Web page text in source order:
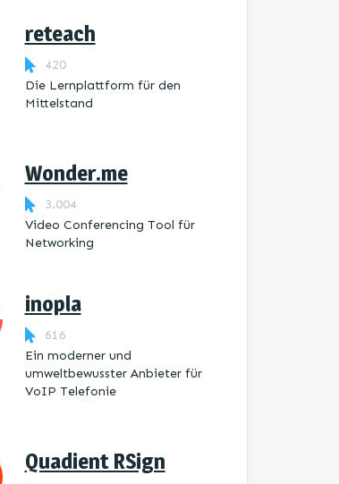
reteach
420
Die Lernplattform ​für den
Mittelstand
Wonder.me
3.004
Video Conferencing Tool für
Networking
inopla
616
Ein moderner und
umweltbewusster Anbieter für
VoIP Telefonie
Quadient RSign